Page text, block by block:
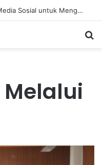
Strategi Efektif Menggunakan Media Sosial untuk Menghemat Waktu Berharga Anda